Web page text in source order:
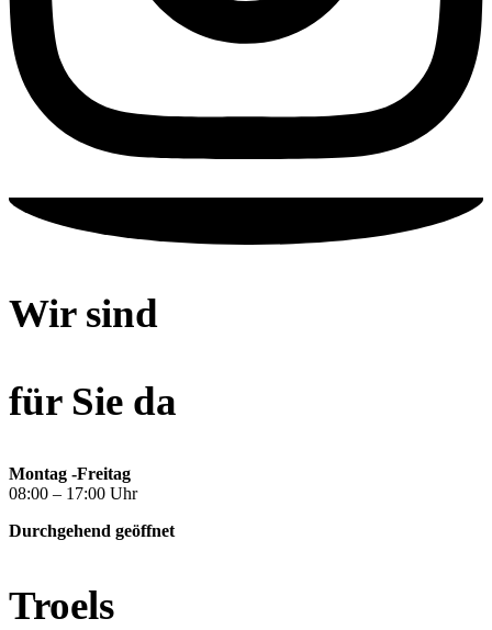
Wir sind
für Sie da
Montag -Freitag
08:00 – 17:00 Uhr
Durchgehend geöffnet
Troels